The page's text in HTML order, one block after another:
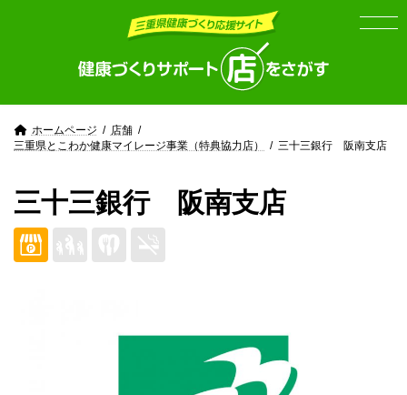
ホームページ
店舗
三重県とこわか健康マイレージ事業（特典協力店）
三十三銀行 阪南支店
三十三銀行 阪南支店